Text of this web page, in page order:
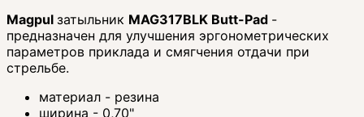
Magpul затыльник MAG317BLK Butt-Pad -
предназначен для улучшения эргонометрических
параметров приклада и смягчения отдачи при
стрельбе.
материал - резина
ширина - 0,70"